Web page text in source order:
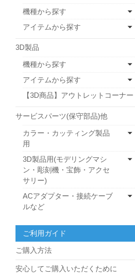
機種から探す
アイテムから探す
3D製品
機種から探す
アイテムから探す
【3D商品】アウトレットコーナー
サービスパーツ(保守部品)他
カラー・カッティング製品
用
3D製品用(モデリングマシ
ン・彫刻機・宝飾・アクセ
サリー)
ACアダプター・接続ケーブ
ルなど
ご利用ガイド
ご購入方法
安心してご購入いただくために